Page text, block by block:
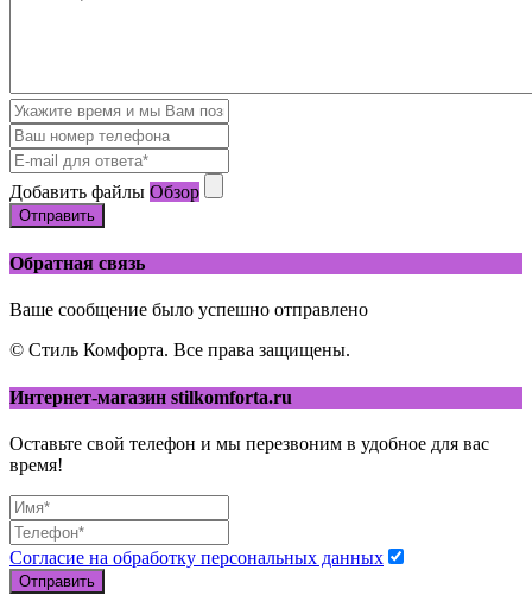
Добавить файлы Обзор
Отправить
Обратная связь
Ваше сообщение было успешно отправлено
© Стиль Комфорта. Все права защищены.
Интернет-магазин stilkomforta.ru
Оставьте свой телефон и мы перезвоним в удобное для вас
время!
Согласие на обработку персональных данных
Отправить